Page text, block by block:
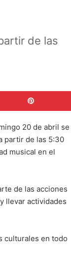
de las
20 de abril se
partir de las 5:30
musical en el
de las acciones
llevar actividades
culturales en todo